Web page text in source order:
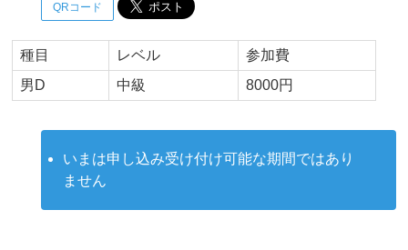
QRコード
種目 レベル
参加費
男D
中級 8000円
いまは申し込み受け付け可能な期間ではあり
ません